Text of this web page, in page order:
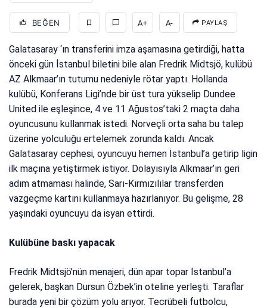
BEĞEN A+ A- PAYLAŞ
Galatasaray ‘ın transferini imza aşamasına getirdiği, hatta
önceki gün İstanbul biletini bile alan Fredrik Midtsjö, kulübü
AZ Alkmaar’ın tutumu nedeniyle rötar yaptı. Hollanda
kulübü, Konferans Ligi’nde bir üst tura yükselip Dundee
United ile eşleşince, 4 ve 11 Ağustos’taki 2 maçta daha
oyuncusunu kullanmak istedi. Norveçli orta saha bu talep
üzerine yolculuğu ertelemek zorunda kaldı. Ancak
Galatasaray cephesi, oyuncuyu hemen İstanbul’a getirip ligin
ilk maçına yetiştirmek istiyor. Dolayısıyla Alkmaar’ın geri
adım atmaması halinde, Sarı-Kırmızılılar transferden
vazgeçme kartını kullanmaya hazırlanıyor. Bu gelişme, 28
yaşındaki oyuncuyu da isyan ettirdi.
Kulübüne baskı yapacak
Fredrik Midtsjö’nün menajeri, dün apar topar İstanbul’a
gelerek, başkan Dursun Özbek’in oteline yerleşti. Taraflar
burada yeni bir çözüm yolu arıyor. Tecrübeli futbolcu,